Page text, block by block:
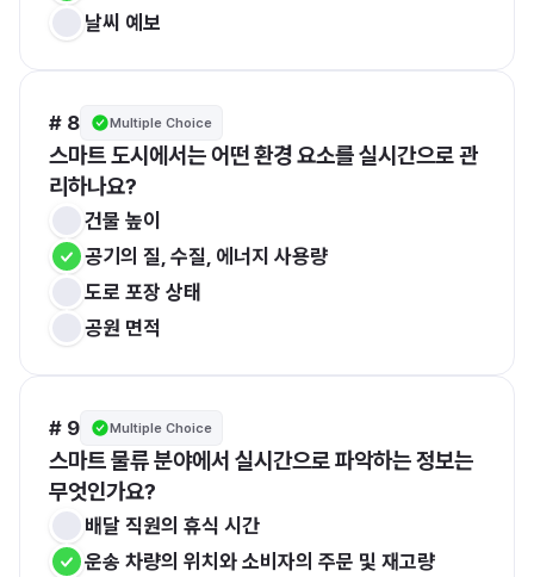
날씨 예보
# 8 Multiple Choice
스마트 도시에서는 어떤 환경 요소를 실시간으로 관
리하나요?
건물 높이
공기의 질, 수질, 에너지 사용량
도로 포장 상태
공원 면적
# 9 Multiple Choice
스마트 물류 분야에서 실시간으로 파악하는 정보는
무엇인가요?
배달 직원의 휴식 시간
운송 차량의 위치와 소비자의 주문 및 재고량